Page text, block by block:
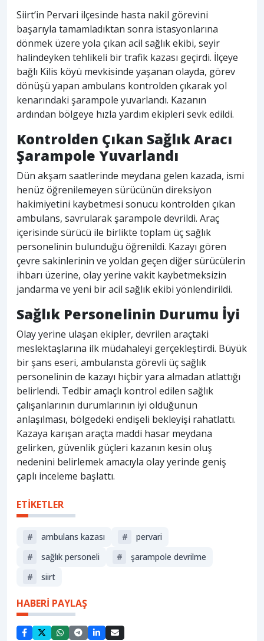
Siirt’in Pervari ilçesinde hasta nakil görevini
başarıyla tamamladıktan sonra istasyonlarına
dönmek üzere yola çıkan acil sağlık ekibi, seyir
halindeyken tehlikeli bir trafik kazası geçirdi. İlçeye
bağlı Kilis köyü mevkisinde yaşanan olayda, görev
dönüşü yapan ambulans kontrolden çıkarak yol
kenarındaki şarampole yuvarlandı. Kazanın
ardından bölgeye hızla yardım ekipleri sevk edildi.
Kontrolden Çıkan Sağlık Aracı
Şarampole Yuvarlandı
Dün akşam saatlerinde meydana gelen kazada, ismi
henüz öğrenilemeyen sürücünün direksiyon
hakimiyetini kaybetmesi sonucu kontrolden çıkan
ambulans, savrularak şarampole devrildi. Araç
içerisinde sürücü ile birlikte toplam üç sağlık
personelinin bulunduğu öğrenildi. Kazayı gören
çevre sakinlerinin ve yoldan geçen diğer sürücülerin
ihbarı üzerine, olay yerine vakit kaybetmeksizin
jandarma ve yeni bir acil sağlık ekibi yönlendirildi.
Sağlık Personelinin Durumu İyi
Olay yerine ulaşan ekipler, devrilen araçtaki
meslektaşlarına ilk müdahaleyi gerçekleştirdi. Büyük
bir şans eseri, ambulansta görevli üç sağlık
personelinin de kazayı hiçbir yara almadan atlattığı
belirlendi. Tedbir amaçlı kontrol edilen sağlık
çalışanlarının durumlarının iyi olduğunun
anlaşılması, bölgedeki endişeli bekleyişi rahatlattı.
Kazaya karışan araçta maddi hasar meydana
gelirken, güvenlik güçleri kazanın kesin oluş
nedenini belirlemek amacıyla olay yerinde geniş
çaplı inceleme başlattı.
ETİKETLER
# ambulans kazası #
pervari
#
sağlık personeli #
şarampole devrilme
#
siirt
HABERİ PAYLAŞ